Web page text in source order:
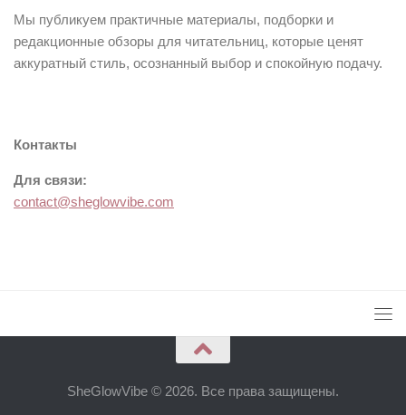
Мы публикуем практичные материалы, подборки и
редакционные обзоры для читательниц, которые ценят
аккуратный стиль, осознанный выбор и спокойную подачу.
Контакты
Для связи:
contact@sheglowvibe.com
SheGlowVibe © 2026. Все права защищены.